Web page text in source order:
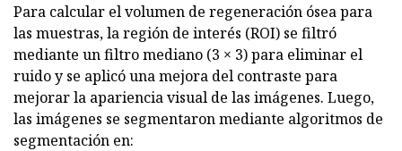
Para calcular el volumen de regeneración ósea para
las muestras, la región de interés (ROI) se filtró
mediante un filtro mediano (3 × 3) para eliminar el
ruido y se aplicó una mejora del contraste para
mejorar la apariencia visual de las imágenes. Luego,
las imágenes se segmentaron mediante algoritmos de
segmentación en: